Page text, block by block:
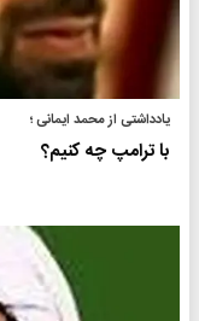
یادداشتی از محمد ایمانی ؛
با ترامپ چه کنیم؟